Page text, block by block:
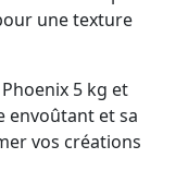
une texture
5 kg et
envoûtant et sa
vos créations